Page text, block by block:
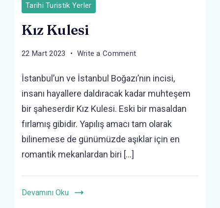
Tarihi Turistik Yerler
Kız Kulesi
22 Mart 2023 Write a Commenton
Kulesi
İstanbul’un ve İstanbul Boğazı’nın incisi,
insanı hayallere daldıracak kadar muhteşem
bir şaheserdir Kız Kulesi. Eski bir masaldan
fırlamış gibidir. Yapılış amacı tam olarak
bilinemese de günümüzde aşıklar için en
romantik mekanlardan biri […]
Devamını Oku